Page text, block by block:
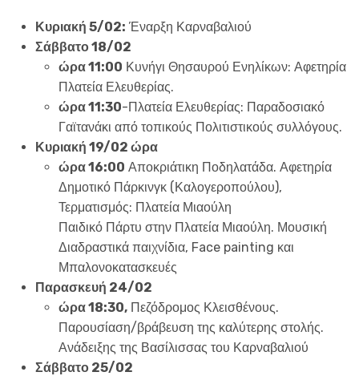
Κυριακή 5/02: Έναρξη Καρναβαλιού
Σάββατο 18/02
ώρα 11:00 Κυνήγι Θησαυρού Ενηλίκων: Αφετηρία
Πλατεία Ελευθερίας.
ώρα 11:30-Πλατεία Ελευθερίας: Παραδοσιακό
Γαϊτανάκι από τοπικούς Πολιτιστικούς συλλόγους.
Κυριακή 19/02 ώρα
ώρα 16:00 Αποκριάτικη Ποδηλατάδα. Αφετηρία
Δημοτικό Πάρκινγκ (Καλογεροπούλου),
Τερματισμός: Πλατεία Μιαούλη
Παιδικό Πάρτυ στην Πλατεία Μιαούλη. Μουσική
Διαδραστικά παιχνίδια, Face painting και
Μπαλονοκατασκευές
Παρασκευή 24/02
ώρα 18:30,Πεζόδρομος Κλεισθένους.
Παρουσίαση/βράβευση της καλύτερης στολής.
Ανάδειξης της Βασίλισσας του Καρναβαλιού
Σάββατο 25/02